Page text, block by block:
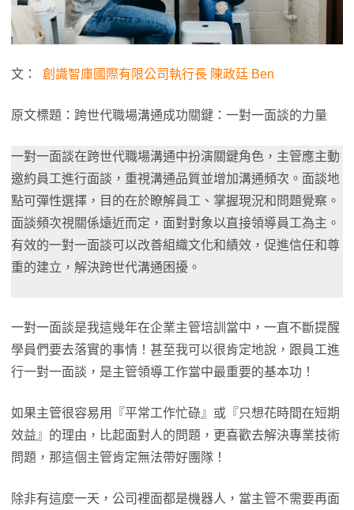
文： 創識智庫國際有限公司執行長 陳政廷 Ben
原文標題：跨世代職場溝通成功關鍵：一對一面談的力量
一對一面談在跨世代職場溝通中扮演關鍵角色，主管應主動
邀約員工進行面談，重視溝通品質並增加溝通頻次。面談地
點可彈性選擇，目的在於瞭解員工、掌握現況和問題覺察。
面談頻次視關係遠近而定，面對對象以直接領導員工為主。
有效的一對一面談可以改善組織文化和績效，促進信任和尊
重的建立，解決跨世代溝通困擾。
一對一面談是我這幾年在企業主管培訓當中，一直不斷提醒
學員們要去落實的事情！甚至我可以很肯定地說，跟員工進
行一對一面談，是主管領導工作當中最重要的基本功！
如果主管很容易用『平常工作忙碌』或『只想花時間在短期
效益』的理由，比起面對人的問題，更喜歡去解決專業技術
問題，那這個主管肯定無法帶好團隊！
除非有這麼一天，公司裡面都是機器人，當主管不需要再面